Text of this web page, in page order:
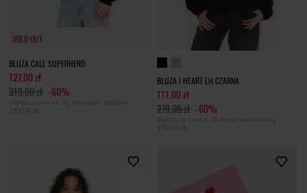
SOLD OUT
SOLD OUT
BLUZA CALL SUPERHERO
127,00 zł
319,00 zł -60%
Najniższa cena z 30 dni przed obniżką
159,00 zł
BLUZA I HEART LH CZARNA
111,00 zł
279,00 zł -60%
Najniższa cena z 30 dni przed obniżką
139,00 zł